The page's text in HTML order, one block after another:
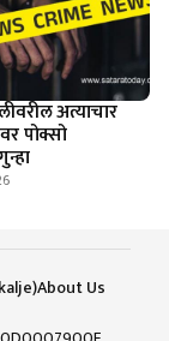
अत्याचार
पोक्सो
About Us